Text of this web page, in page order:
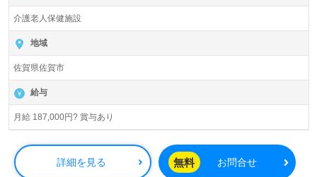
介護老人保健施設
地域
佐賀県佐賀市
給与
月給 187,000円? 賞与あり
詳細を見る 無料 お問合せ